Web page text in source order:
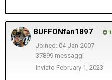
BUFFONfan1897
Joined: 04-Jan-2007
37899 messaggi
Inviato February 1, 2023